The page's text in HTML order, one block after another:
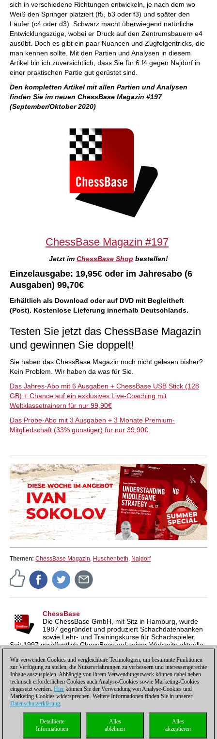
sich in verschiedene Richtungen entwickeln, je nach dem wo
Weiß den Springer platziert (f5, b3 oder f3) und später den
Läufer (c4 oder d3). Schwarz macht überwiegend natürliche
Entwicklungszüge, wobei er Druck auf den Zentrumsbauern e4
ausübt. Doch es gibt ein paar Nuancen und Zugfolgentricks, die
man kennen sollte. Mit den Partien und Analysen in diesem
Artikel bin ich zuversichtlich, dass Sie für 6.f4 gegen Najdorf in
einer praktischen Partie gut gerüstet sind.
Den kompletten Artikel mit allen Partien und Analysen
finden Sie im neuen ChessBase Magazin #197
(September/Oktober 2020)
ChessBase Magazin #197
Jetzt im ChessBase Shop bestellen!
Einzelausgabe: 19,95€ oder im Jahresabo (6
Ausgaben) 99,70€
Erhältlich als Download oder auf DVD mit Begleitheft
(Post). Kostenlose Lieferung innerhalb Deutschlands.
Testen Sie jetzt das ChessBase Magazin
und gewinnen Sie doppelt!
Sie haben das ChessBase Magazin noch nicht gelesen bisher?
Kein Problem. Wir haben da was für Sie.
Das Jahres-Abo mit 6 Ausgaben + ChessBase USB Stick (128
GB) + Chance auf ein exklusives Live-Coaching mit
Weltklassetrainern für nur 99,90€
Das Probe-Abo mit 3 Ausgaben + 3 Monate Premium-
Mitgliedschaft (33% günstiger) für nur 39,90€
Themen: ChessBase Magazin, Huschenbeth, Najdorf
ChessBase
Die ChessBase GmbH, mit Sitz in Hamburg, wurde
1987 gegründet und produziert Schachdatenbanken
sowie Lehr- und Trainingskurse für Schachspieler.
Seit 1997 veröffentlich ChessBase auf seiner Webseite aktuelle
inzwischen in vier Sprachen und gilt weltweit als wichtigste
Schachnachrichtenseite.
Datenschutzhinweis| Kontakt| |Lizenzen
Compliance Hotline|
Wir verwenden Cookies und vergleichbare Technologien, um bestimmte Funktionen
zur Verfügung zu stellen, die Nutzererfahrungen zu verbessern und interessengerechte
Inhalte auszuspielen. Abhängig von ihrem Verwendungszweck können dabei neben
technisch erforderlichen Cookies auch Analyse-Cookies sowie Marketing-Cookies
eingesetzt werden. Hier können Sie der Verwendung von Analyse-Cookies und
Marketing-Cookies widersprechen. Weitere Informationen finden Sie in unserer
Datenschutzerklärung.
Alles
akzeptieren
Alles
ablehnen
Detaillierte
Informationen